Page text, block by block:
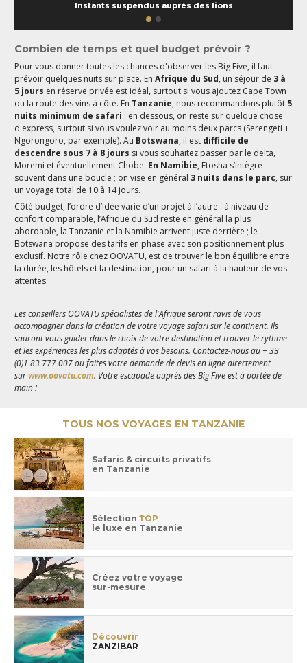
Instants suspendus auprès des lions
Combien de temps et quel budget prévoir ?
Pour vous donner toutes les chances d'observer les Big Five, il faut
prévoir quelques nuits sur place. EnAfrique du Sud, un séjour de 3 à
5 jours en réserve privée est idéal, surtout si vous ajoutez Cape Town
ou la route des vins à côté. En Tanzanie, nous recommandons plutôt 5
nuits minimum de safari : en dessous, on reste sur quelque chose
d'express, surtout si vous voulez voir au moins deux parcs (Serengeti +
Ngorongoro, par exemple). Au Botswana, il est difficile de
descendre sous 7 à 8 jours si vous souhaitez passer par le delta,
Moremi et éventuellement Chobe. En Namibie, Etosha s’intègre
souvent dans une boucle ; on vise en général 3 nuits dans le parc, sur
un voyage total de 10 à 14 jours.
Côté budget, l’ordre d’idée varie d’un projet à l’autre : à niveau de
confort comparable, l’Afrique du Sud reste en général la plus
abordable, la Tanzanie et la Namibie arrivent juste derrière ; le
Botswana propose des tarifs en phase avec son positionnement plus
exclusif. Notre rôle chez OOVATU, est de trouver le bon équilibre entre
la durée, les hôtels et la destination, pour un safari à la hauteur de vos
attentes.
Les conseillers OOVATU spécialistes de l'Afrique seront ravis de vous
accompagner dans la création de votre voyage safari sur le continent. Ils
sauront vous guider dans le choix de votre destination et trouver le rythme
et les expériences les plus adaptés à vos besoins. Contactez-nous au + 33
(0)1 83 777 007 ou faites votre demande de devis en ligne directement
surwww.oovatu.com. Votre escapade auprès des Big Five est à portée de
main !
TOUS NOS VOYAGES EN TANZANIE
Safaris & circuits privatifs
en Tanzanie
Sélection TOP
le luxe en Tanzanie
Créez votre voyage
sur-mesure
Découvrir
ZANZIBAR